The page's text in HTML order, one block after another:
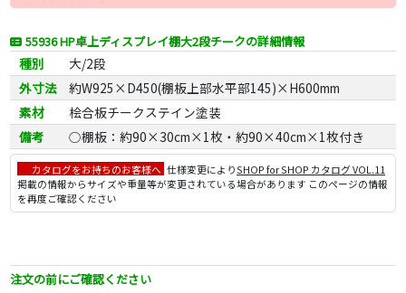
55936 HP卓上ディスプレイ棚大2段チークの詳細情報
種別
大/2段
外寸法
約W925×D450(棚板上部水平部145)×H600mm
素材
桧合板チークステイン塗装
備考
○棚板：約90×30cm×1枚・約90×40cm×1枚付き
カタログをお持ちのお客様へ 仕様変更によりSHOP for SHOP カタログ VOL.11
掲載の情報からサイズや重量等が変更されている場合があります このページの情報
を再度ご確認ください
注文の前にご確認ください